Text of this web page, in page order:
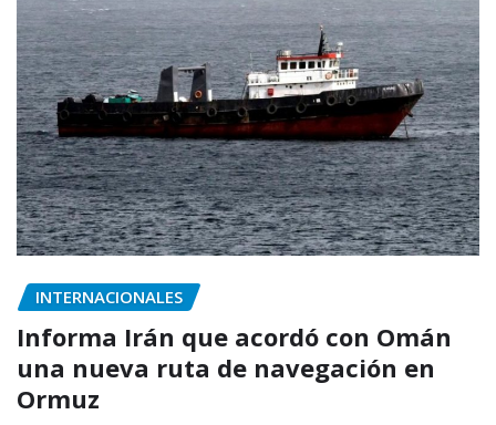
INTERNACIONALES
Informa Irán que acordó con Omán
una nueva ruta de navegación en
Ormuz